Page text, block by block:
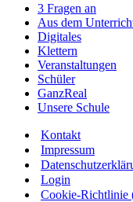
3 Fragen an
Aus dem
Digitales
Klettern
Veranstaltungen
Schüler
GanzReal
Unsere Schule
Kontakt
Impressum
Login
Cookie-Richtlinie